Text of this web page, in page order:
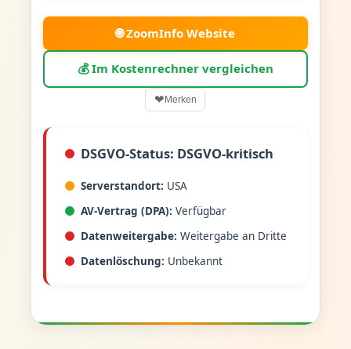
🌐 ZoomInfo Website
💰 Im Kostenrechner vergleichen
❤Merken
DSGVO-Status: DSGVO-kritisch
Serverstandort: USA
AV-Vertrag (DPA): Verfügbar
Datenweitergabe: Weitergabe an Dritte
Datenlöschung: Unbekannt